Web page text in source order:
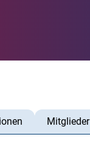
Mitglieder